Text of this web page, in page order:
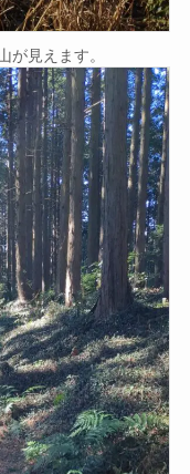
が見えます。